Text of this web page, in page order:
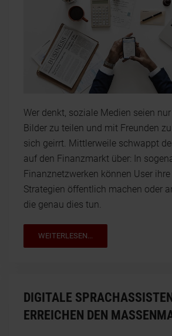
Wer denkt, soziale Medien seien
Bilder zu teilen und mit Freunden
sich geirrt. Mittlerweile schwappt
auf den Finanzmarkt über: In
Finanznetzwerken können User
Strategien öffentlich machen oder
die genau dies tun.
WEITERLESEN...
DIGITALE
ERREICHEN DEN